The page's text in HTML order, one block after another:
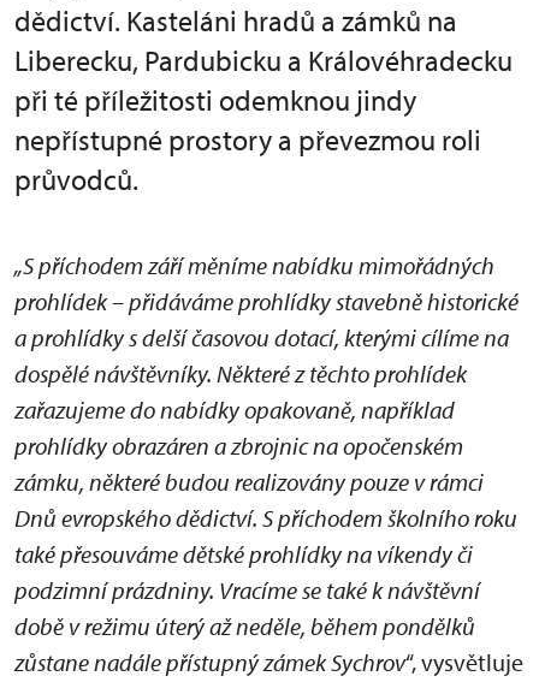
dědictví. Kasteláni hradů a zámků na
Liberecku, Pardubicku a Královéhradecku
při té příležitosti odemknou jindy
nepřístupné prostory a převezmou roli
průvodců.
„S příchodem září měníme nabídku mimořádných
prohlídek – přidáváme prohlídky stavebně historické
a prohlídky s delší časovou dotací, kterými cílíme na
dospělé návštěvníky. Některé z těchto prohlídek
zařazujeme do nabídky opakovaně, například
prohlídky obrazáren a zbrojnic na opočenském
zámku, některé budou realizovány pouze v rámci
Dnů evropského dědictví. S příchodem školního roku
také přesouváme dětské prohlídky na víkendy či
podzimní prázdniny. Vracíme se také k návštěvní
době v režimu úterý až neděle, během pondělků
zůstane nadále přístupný zámek Sychrov“, vysvětluje